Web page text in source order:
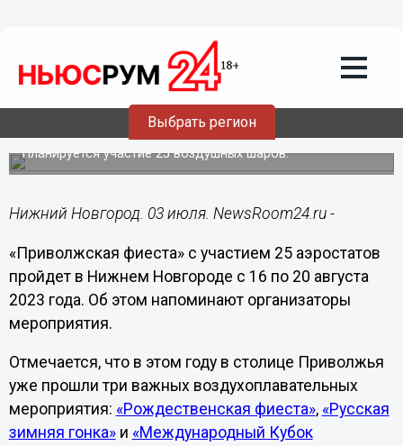
Выбрать регион
«Приволжская фиеста» аэростатов
пройдет в Нижнем Новгороде с 16 по
Планируется участие 25 воздушных шаров.
Нижний Новгород. 03 июля. NewsRoom24.ru -
«Приволжская фиеста» с участием 25 аэростатов
пройдет в Нижнем Новгороде с 16 по 20 августа
2023 года. Об этом напоминают организаторы
мероприятия.
Отмечается, что в этом году в столице Приволжья
уже прошли три важных воздухоплавательных
мероприятия: «Рождественская фиеста», «Русская
зимняя гонка»и «Международный Кубок